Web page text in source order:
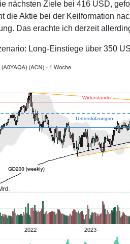
nächsten Ziele bei 416 USD,
die Aktie bei der Keilformation
Das erachte ich derzeit
Long-Einstiege über 350